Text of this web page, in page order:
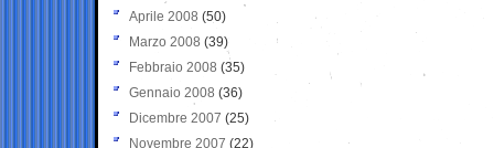
Aprile 2008 (50)
Marzo 2008 (39)
Febbraio 2008 (35)
Gennaio 2008 (36)
Dicembre 2007 (25)
Novembre 2007 (22)